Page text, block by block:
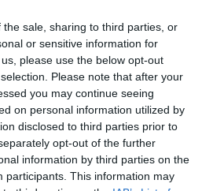
sale, sharing to third parties, or
or sensitive information for
please use the below opt-out
Please note that after your
you may continue seeing
on personal information utilized by
disclosed to third parties prior to
opt-out of the further
information by third parties on the
participants. This information may
.
anys 80 hi havia al ministeri
general específica per a
sé què se’n ha fet... Cal una
elles, però adaptada els
polítiques de
empreses
per tal que neixin